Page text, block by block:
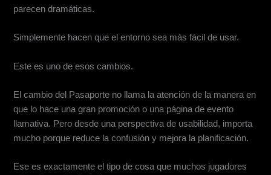
parecen dramáticas.
Simplemente hacen que el entorno sea más fácil de usar.
Este es uno de esos cambios.
El cambio del Pasaporte no llama la atención de la manera en
que lo hace una gran promoción o una página de evento
llamativa. Pero desde una perspectiva de usabilidad, importa
mucho porque reduce la confusión y mejora la planificación.
Ese es exactamente el tipo de cosa que muchos jugadores